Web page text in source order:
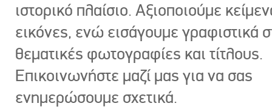
ιστορικό πλαίσιο. Αξιοποιούμε
εικόνες, ενώ εισάγουμε γραφιστικά
θεματικές φωτογραφίες και τίτλους.
Επικοινωνήστε μαζί μας για να σας
ενημερώσουμε σχετικά.